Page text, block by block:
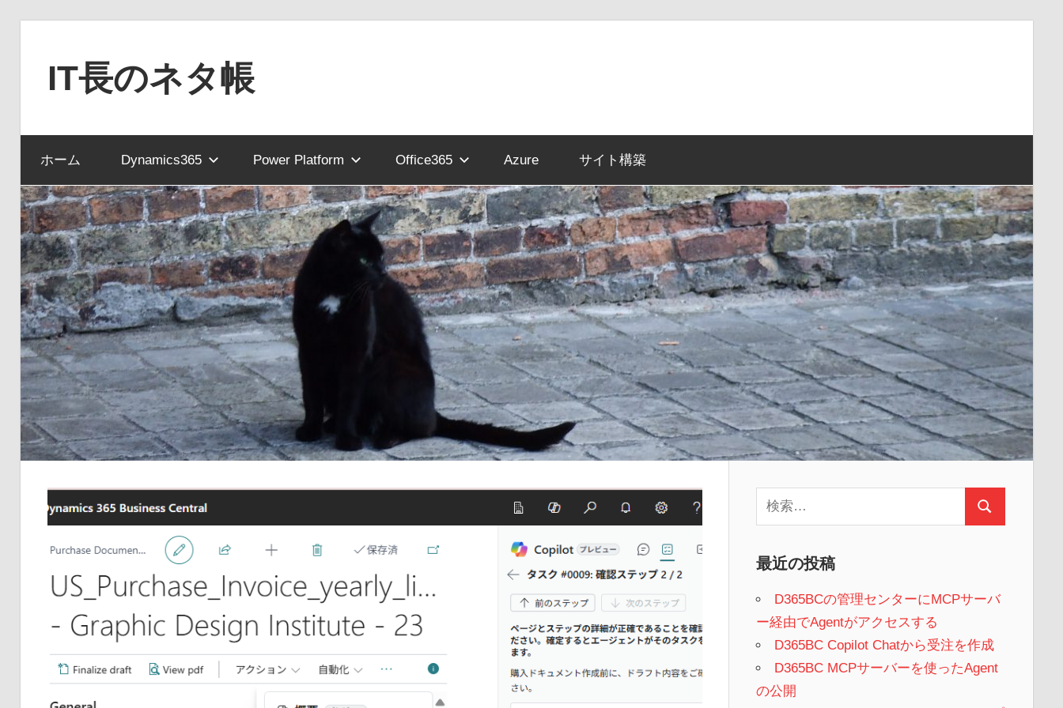
キ
ッ
プ
IT長のネタ帳
NAV
と
Dynamics365
financial
を
中
心
に
MS
製
品
の
ネ
タ
を
供
ホーム Dynamics365 Power Platform Office365 Azure サイト構築
索:
検
最近の投稿
D365BCの管理センターにMCPサーバ
ー経由でAgentがアクセスする
D365BC Copilot Chatから受注を作成
D365BC MCPサーバーを使ったAgent
の公開